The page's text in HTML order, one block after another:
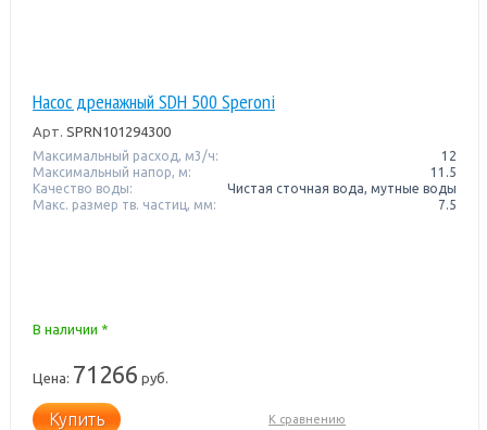
Насос дренажный SDH 500 Speroni
Арт. SPRN101294300
Максимальный расход, м3/ч:
12
Максимальный напор, м:
11.5
Качество воды:
Чистая сточная вода, мутные воды
Макс. размер тв. частиц, мм:
7.5
В наличии *
Цена: 71266 руб.
Купить К сравнению